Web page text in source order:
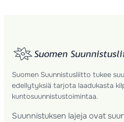
Suomen Suunnistusliitto tukee
edellytyksiä tarjota laadukasta
kuntosuunnistustoimintaa.
Suunnistuksen lajeja ovat